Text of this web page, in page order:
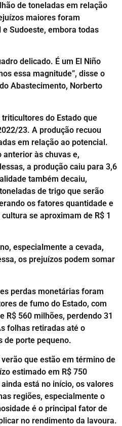
de toneladas em relação
maiores foram
Sudoeste, embora todas
delicado. É um El Niño
essa magnitude”, disse o
Abastecimento, Norberto
do Estado que
23. A produção recuou
em relação ao potencial.
anterior às chuvas e,
a produção caiu para 3,6
também decaiu,
de trigo que serão
os fatores quantidade e
se aproximam de R$ 1
especialmente a cevada,
os prejuízos podem somar
perdas monetárias foram
de fumo do Estado, com
R$ 560 milhões, perdendo 31
folhas retiradas até o
de porte pequeno.
que estão em término de
estimado em R$ 750
está no início, os valores
regiões, especialmente o
é o principal fator de
no rendimento da lavoura.